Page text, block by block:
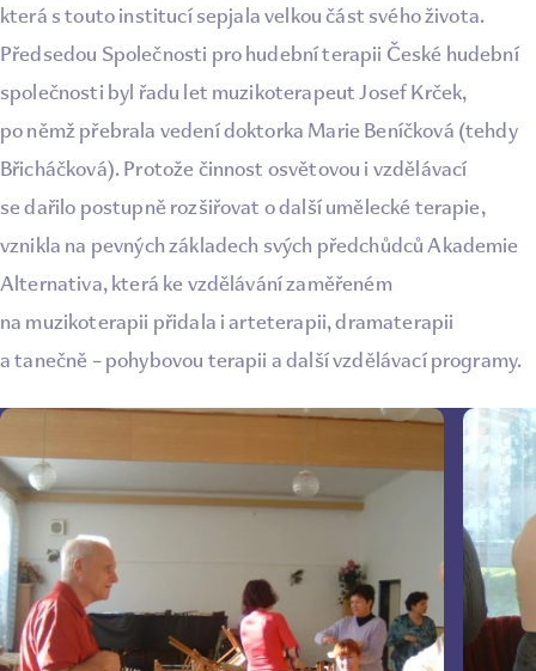
která s touto institucí sepjala velkou část svého života.
Předsedou Společnosti pro hudební terapii České hudební
společnosti byl řadu let muzikoterapeut Josef Krček,
po němž přebrala vedení doktorka Marie Beníčková (tehdy
Břicháčková). Protože činnost osvětovou i vzdělávací
se dařilo postupně rozšiřovat o další umělecké terapie,
vznikla na pevných základech svých předchůdců Akademie
Alternativa, která ke vzdělávání zaměřeném
na muzikoterapii přidala i arteterapii, dramaterapii
a tanečně – pohybovou terapii a další vzdělávací programy.